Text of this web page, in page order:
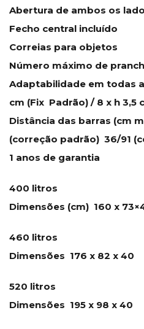
Abertura de ambos os
Fecho central incluído
Correias para objetos
Número máximo de
Adaptabilidade em todas
cm (Fix Padrão) / 8 x h 3,5
Distância das barras (cm
(correção padrão) 36/91
1 anos de garantia
400 litros
Dimensões (cm) 160 x
460 litros
Dimensões 176 x 82 x 40
520 litros
Dimensões 195 x 98 x 40